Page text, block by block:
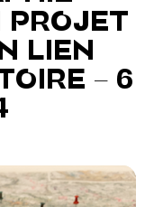
PROJET
LIEN
– 6